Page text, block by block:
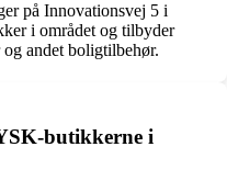
på Innovationsvej 5 i
i området og tilbyder
og andet boligtilbehør.
butikkerne i